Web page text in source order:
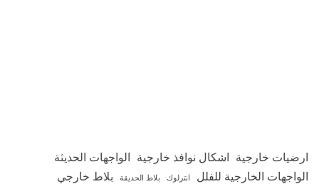
ارضيات خارجية اشكال نوافذ خارجية
الواجهات الحديثة
الواجهات الخارجية للفلل
انترلوك بلاط الحديقة بلاط خارجي